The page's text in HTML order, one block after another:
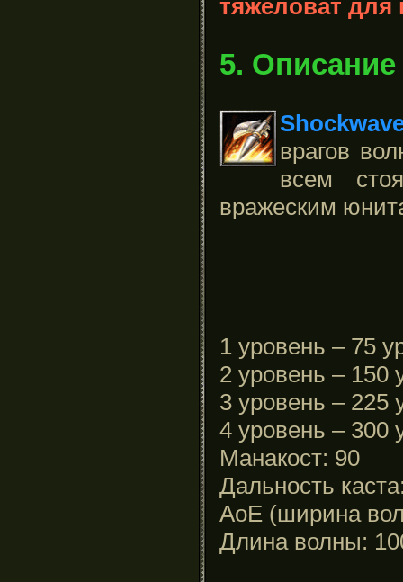
тяжеловат для
5. Описание
врагов
всем
вражеским
1 уровень – 75
2 уровень – 150
3 уровень – 225
4 уровень – 300
Манакост: 90
Дальность
АоЕ (ширина
Длина волны: